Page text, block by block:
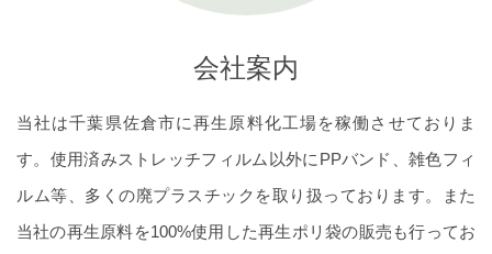
会社案内
当社は千葉県佐倉市に再生原料化工場を稼働させておりま
す。使用済みストレッチフィルム以外にPPバンド、雑色フィ
ルム等、多くの廃プラスチックを取り扱っております。また
当社の再生原料を100%使用した再生ポリ袋の販売も行ってお